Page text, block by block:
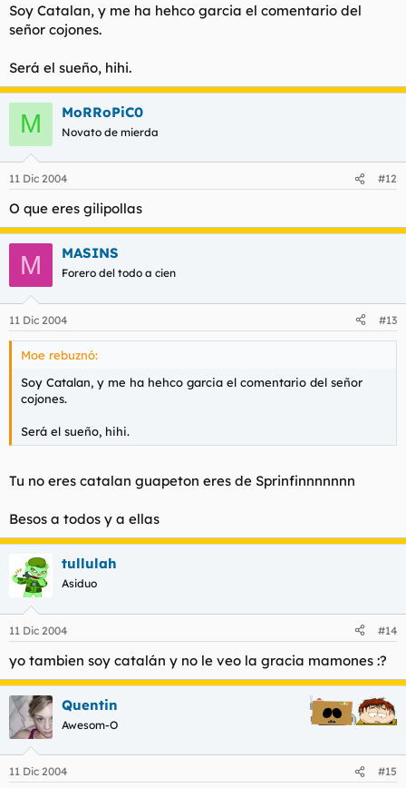
Soy Catalan, y me ha hehco garcia el comentario del
señor cojones.
Será el sueño, hihi.
M MoRRoPiC0
Novato de mierda
11 Dic 2004 #12
O que eres gilipollas
M MASINS
Forero del todo a cien
11 Dic 2004 #13
Moe rebuznó:
Soy Catalan, y me ha hehco garcia el comentario del señor
cojones.
Será el sueño, hihi.
Tu no eres catalan guapeton eres de Sprinfinnnnnnn
Besos a todos y a ellas
tullulah
Asiduo
11 Dic 2004 #14
yo tambien soy catalán y no le veo la gracia mamones :?
Quentin
Awesom-O
11 Dic 2004 #15